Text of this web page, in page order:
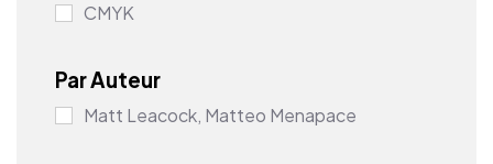
CMYK
Par Auteur
Matt Leacock, Matteo Menapace